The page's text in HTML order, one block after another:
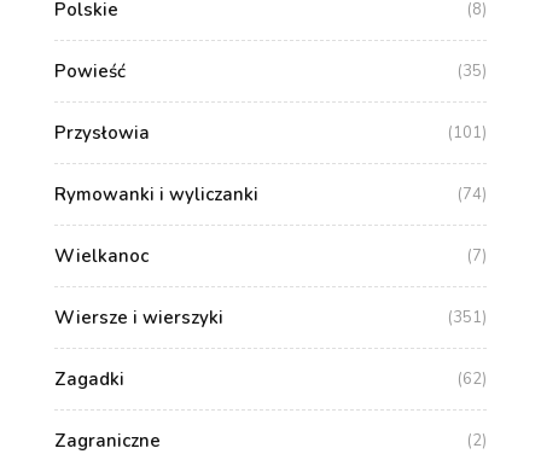
Polskie (8)
Powieść (35)
Przysłowia (101)
Rymowanki i wyliczanki (74)
Wielkanoc (7)
Wiersze i wierszyki (351)
Zagadki (62)
Zagraniczne (2)